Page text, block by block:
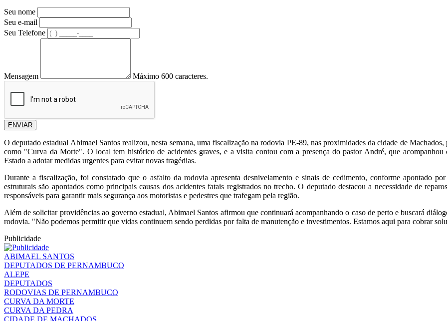
Seu nome
Seu e-mail
Seu Telefone
Mensagem Máximo 600 caracteres.
ENVIAR
O deputado estadual Abimael Santos realizou, nesta semana, uma fiscalização na rodovia PE-89, nas proximidades da cidade de
como "Curva da Morte". O local tem histórico de acidentes graves, e a visita contou com a presença do pastor André, que
Estado a adotar medidas urgentes para evitar novas tragédias.
Durante a fiscalização, foi constatado que o asfalto da rodovia apresenta desnivelamento e sinais de cedimento, conforme apontado
estruturais são apontados como principais causas dos acidentes fatais registrados no trecho. O deputado destacou a necessidade de
responsáveis para garantir mais segurança aos motoristas e pedestres que trafegam pela região.
Além de solicitar providências ao governo estadual, Abimael Santos afirmou que continuará acompanhando o caso de perto e buscará
rodovia. "Não podemos permitir que vidas continuem sendo perdidas por falta de manutenção e investimentos. Estamos aqui para cobrar
Publicidade
ABIMAEL SANTOS
DEPUTADOS DE PERNAMBUCO
ALEPE
DEPUTADOS
RODOVIAS DE PERNAMBUCO
CURVA DA MORTE
CURVA DA PEDRA
CIDADE DE MACHADOS